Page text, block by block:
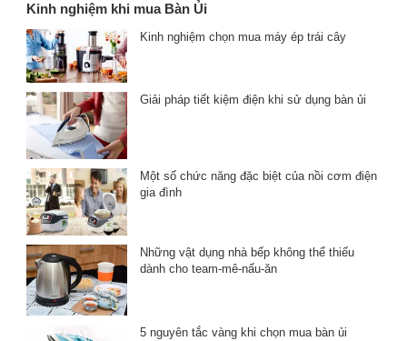
Kinh nghiệm khi mua Bàn Ủi
Kinh nghiệm chọn mua máy ép trái cây
Giải pháp tiết kiệm điện khi sử dụng bàn ủi
Một số chức năng đặc biệt của nồi cơm điện
gia đình
Những vật dụng nhà bếp không thể thiếu
dành cho team-mê-nấu-ăn
5 nguyên tắc vàng khi chọn mua bàn ủi